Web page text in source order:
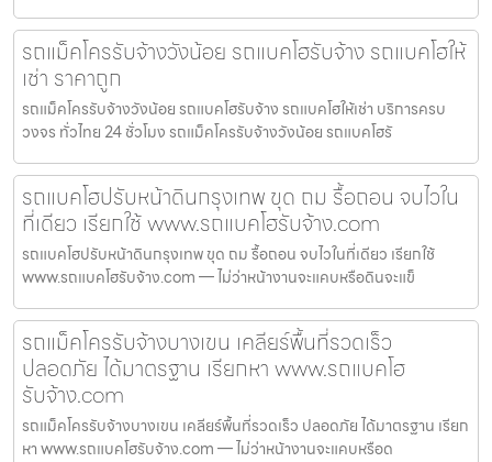
รถแม็คโครรับจ้างวังน้อย รถแบคโฮรับจ้าง รถแบคโฮให้
เช่า ราคาถูก
รถแม็คโครรับจ้างวังน้อย รถแบคโฮรับจ้าง รถแบคโฮให้เช่า บริการครบ
วงจร ทั่วไทย 24 ชั่วโมง รถแม็คโครรับจ้างวังน้อย รถแบคโฮรั
รถแบคโฮปรับหน้าดินกรุงเทพ ขุด ถม รื้อถอน จบไวใน
ที่เดียว เรียกใช้ www.รถแบคโฮรับจ้าง.com
รถแบคโฮปรับหน้าดินกรุงเทพ ขุด ถม รื้อถอน จบไวในที่เดียว เรียกใช้
www.รถแบคโฮรับจ้าง.com — ไม่ว่าหน้างานจะแคบหรือดินจะแข็
รถแม็คโครรับจ้างบางเขน เคลียร์พื้นที่รวดเร็ว
ปลอดภัย ได้มาตรฐาน เรียกหา www.รถแบคโฮ
รับจ้าง.com
รถแม็คโครรับจ้างบางเขน เคลียร์พื้นที่รวดเร็ว ปลอดภัย ได้มาตรฐาน เรียก
หา www.รถแบคโฮรับจ้าง.com — ไม่ว่าหน้างานจะแคบหรือด